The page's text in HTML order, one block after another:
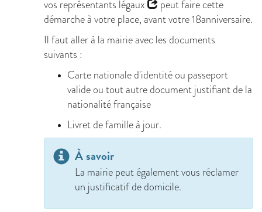
vos représentants légaux
peut faire cette
démarche à votre place, avant votre 18anniversaire.
Il faut aller à la mairie avec les documents
suivants :
Carte nationale d'identité ou passeport
valide ou tout autre document justifiant de la
nationalité française
Livret de famille à jour.
À savoir
La mairie peut également vous réclamer
un justificatif de domicile.